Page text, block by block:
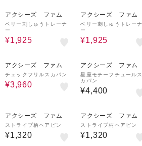
アクシーズ ファム
ベリー刺しゅうトレーナ
ー
¥1,925
アクシーズ ファム
ベリー刺しゅうトレーナ
ー
¥1,925
アクシーズ ファム
チェックフリルスカパン
¥3,960
アクシーズ ファム
星座モチーフチュールス
カパン
¥4,400
アクシーズ ファム
ストライプ柄ヘアピン
¥1,320
アクシーズ ファム
ストライプ柄ヘアピン
¥1,320